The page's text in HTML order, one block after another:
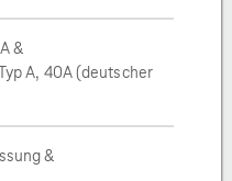
&
A, 40A (deutscher
&